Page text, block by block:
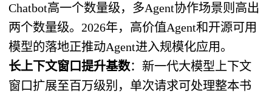
Chatbot高一个数量级，多Agent协作场景则高出
两个数量级。2026年，高价值Agent和开源可用
模型的落地正推动Agent进入规模化应用。
长上下文窗口提升基数：新一代大模型上下文
窗口扩展至百万级别，单次请求可处理整本书